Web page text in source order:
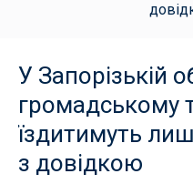
У Запорізькій
громадському
їздитимуть
з довідкою